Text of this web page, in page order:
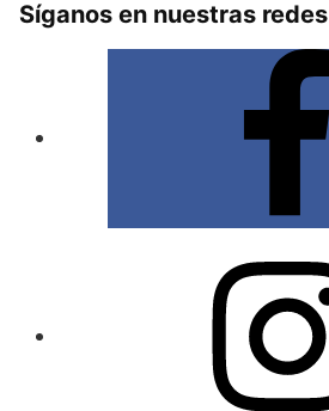
Síganos en nuestras redes